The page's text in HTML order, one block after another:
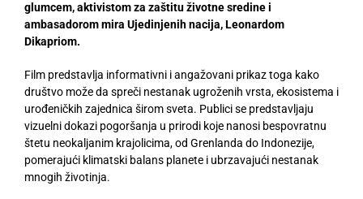
glumcem, aktivistom za zaštitu životne sredine i
ambasadorom mira Ujedinjenih nacija, Leonardom
Dikapriom.
Film predstavlja informativni i angažovani prikaz toga kako
društvo može da spreči nestanak ugroženih vrsta, ekosistema i
urođeničkih zajednica širom sveta. Publici se predstavljaju
vizuelni dokazi pogoršanja u prirodi koje nanosi bespovratnu
štetu neokaljanim krajolicima, od Grenlanda do Indonezije,
pomerajući klimatski balans planete i ubrzavajući nestanak
mnogih životinja.